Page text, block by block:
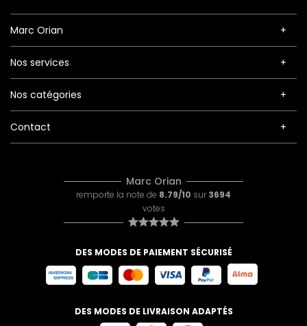
Marc Orian
Nos services
Nos catégories
Contact
Marc Orian
remporte la note de 8.79/10 sur 3694
votes
DES MODES DE PAIEMENT SÉCURISÉ
DES MODES DE LIVRAISON ADAPTÉS